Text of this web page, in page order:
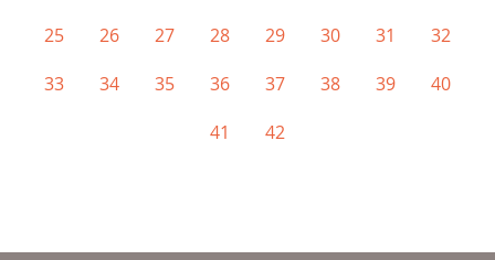
25
26 27 28 29 30 31
32
33
34 35 36 37 38 39
40
41
42